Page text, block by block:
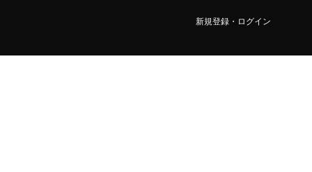
新規登録・ログイン